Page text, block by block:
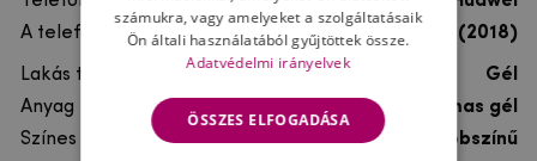
A telefonmodellhez
Huawei Y6 Prime (2018)
Lakás típusa
Gél
Anyag
rugalmas gél
Színes
többszínű
számukra, vagy amelyeket a szolgáltatásaik
Ön általi használatából gyűjtöttek össze.
Adatvédelmi irányelvek
ÖSSZES ELFOGADÁSA